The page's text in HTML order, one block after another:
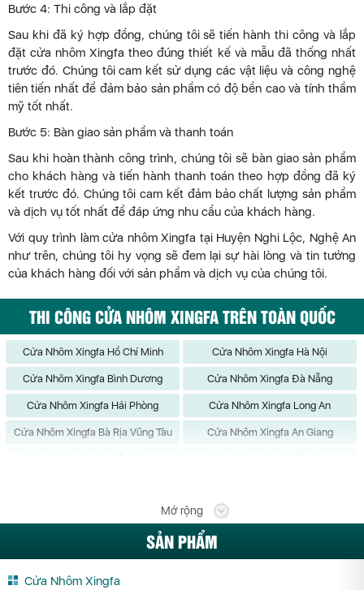
Bước 4: Thi công và lắp đặt
Sau khi đã ký hợp đồng, chúng tôi sẽ tiến hành thi công và lắp
đặt cửa nhôm Xingfa theo đúng thiết kế và mẫu đã thống nhất
trước đó. Chúng tôi cam kết sử dụng các vật liệu và công nghệ
tiên tiến nhất để đảm bảo sản phẩm có độ bền cao và tính thẩm
mỹ tốt nhất.
Bước 5: Bàn giao sản phẩm và thanh toán
Sau khi hoàn thành công trình, chúng tôi sẽ bàn giao sản phẩm
cho khách hàng và tiến hành thanh toán theo hợp đồng đã ký
kết trước đó. Chúng tôi cam kết đảm bảo chất lượng sản phẩm
và dịch vụ tốt nhất để đáp ứng nhu cầu của khách hàng.
Với quy trình làm cửa nhôm Xingfa tại Huyện Nghi Lộc, Nghệ An
như trên, chúng tôi hy vọng sẽ đem lại sự hài lòng và tin tưởng
của khách hàng đối với sản phẩm và dịch vụ của chúng tôi.
THI CÔNG CỬA NHÔM XINGFA TRÊN TOÀN QUỐC
Cửa Nhôm Xingfa Hồ Chí Minh Cửa Nhôm Xingfa Hà Nội
Cửa Nhôm Xingfa Bình Dương Cửa Nhôm Xingfa Đà Nẵng
Cửa Nhôm Xingfa Hải Phòng Cửa Nhôm Xingfa Long An
Cửa Nhôm Xingfa Bà Rịa Vũng Tàu Cửa Nhôm Xingfa An Giang
Cửa Nhôm Xingfa Bình Định
Cửa Nhôm Xingfa Bình Phước Cửa Nhôm Xingfa Bình Thuận
Mở rộng
SẢN PHẨM
Cửa Nhôm Xingfa